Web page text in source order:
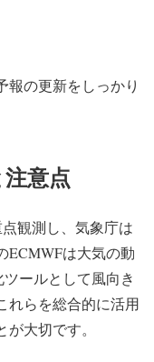
報の更新をしっかり
意点
観測し、気象庁は
ECMWFは大気の動
ールとして風向き
れらを総合的に活用
大切です。